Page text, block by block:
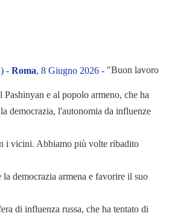
- Roma, 8 Giugno 2026 - "Buon lavoro
e al popolo armeno, che ha
democrazia, l'autonomia da influenze
i vicini. Abbiamo più volte ribadito
la democrazia armena e favorire il suo
di influenza russa, che ha tentato di